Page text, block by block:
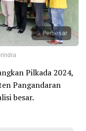
Perbesar
Pilkada 2024,
Pangandaran
besar.